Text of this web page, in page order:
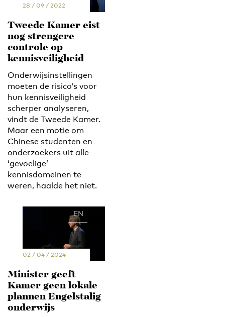
28 / 09 / 2022
Tweede Kamer eist
nog strengere
controle op
kennisveiligheid
Onderwijsinstellingen
moeten de risico’s voor
hun kennisveiligheid
scherper analyseren,
vindt de Tweede Kamer.
Maar een motie om
Chinese studenten en
onderzoekers uit alle
‘gevoelige’
kennisdomeinen te
weren, haalde het niet.
EN
02 / 04 / 2024
Minister geeft
Kamer geen lokale
plannen Engelstalig
onderwijs